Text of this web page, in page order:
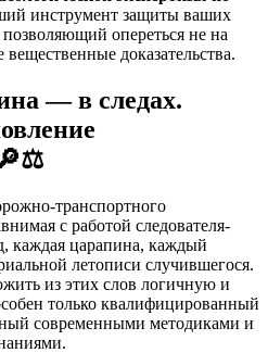
инструмент защиты ваших
опереться не на
доказательства.
— в следах.
транспортного
с работой следователя-
каждая царапина, каждый
летописи случившегося.
из этих слов логичную и
только квалифицированный
современными методиками и